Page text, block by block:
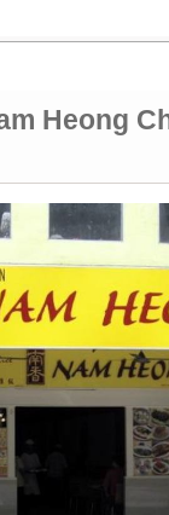
Heong